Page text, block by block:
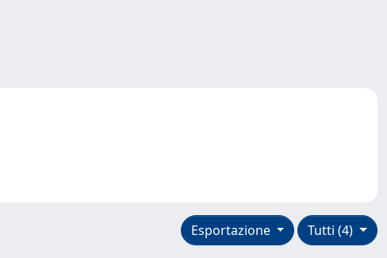
Tutti (4)
Esportazione